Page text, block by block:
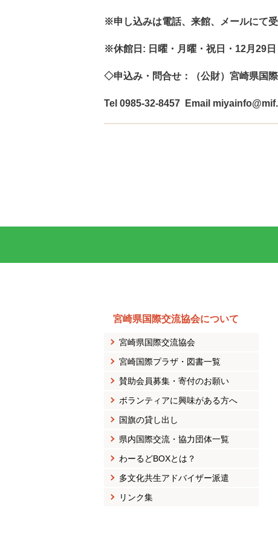
※申し込みは電話、来館、メールにて受
※休館日: 日曜・月曜・祝日・12月29日
◇申込み・問合せ：（公財）宮崎県国
Tel 0985-32-8457 Email
宮崎県国際交流協会について
宮崎県国際交流協会
宮崎国際プラザ・図書一覧
賛助会員募集・寄付のお願い
ボランティアに興味がある方へ
国旗の貸し出し
県内国際交流・協力団体一覧
わーるどBOXとは？
多文化共生アドバイザー派遣
リンク集